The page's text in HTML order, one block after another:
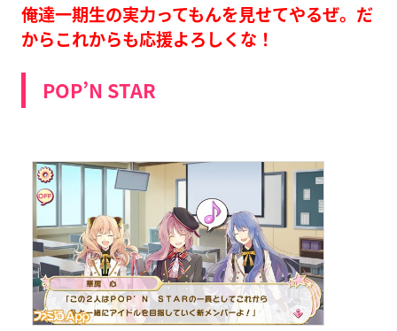
俺達一期生の実力ってもんを見せてやるぜ。だ
からこれからも応援よろしくな！
POP’N STAR